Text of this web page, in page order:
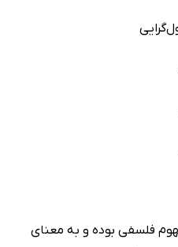
فلسفی بوده و به معنای